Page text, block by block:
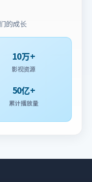
的成长
10万+
影视资源
50亿+
累计播放量